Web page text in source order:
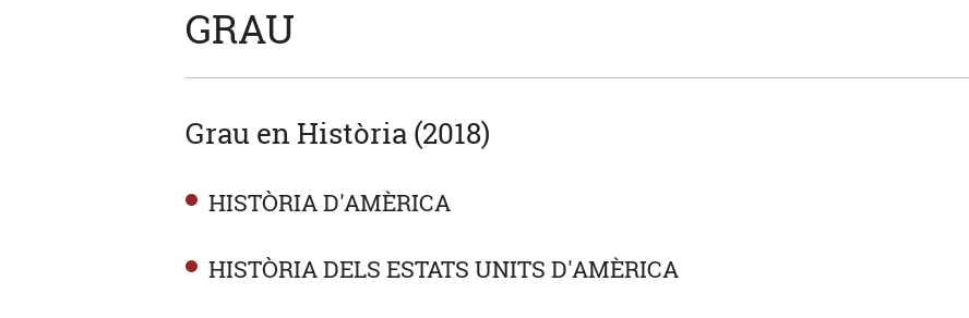
GRAU
Grau en Història (2018)
HISTÒRIA D'AMÈRICA
HISTÒRIA DELS ESTATS UNITS D'AMÈRICA